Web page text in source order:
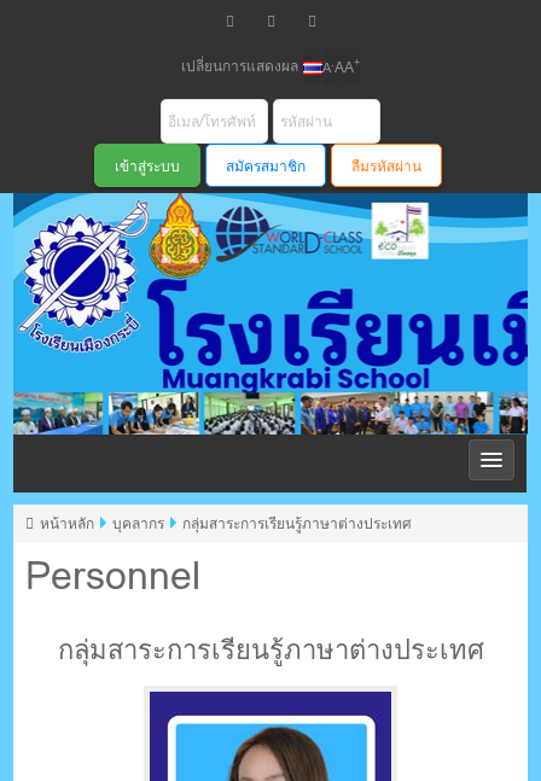
เปลี่ยนการแสดงผล A-AA+
สมัครสมาชิก ลืมรหัสผ่าน
โรงเรียนเมือง
กระบี่ สพม
ตรัง กระบี่
ระบบบริหารจัดการเว็บไซต์ (CMS) ด้วย Ajax โดยคนไทย
Personnel
หน้าหลัก บุคลากร กลุ่มสาระการเรียนรู้ภาษาต่างประเทศ
กลุ่มสาระการเรียนรู้ภาษาต่างประเทศ